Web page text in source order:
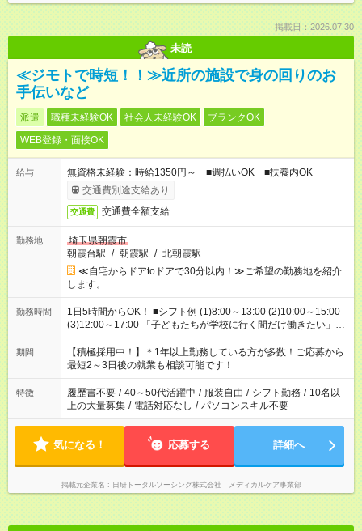
掲載日：2026.07.30
未読
≪ジモトで時短！！≫近所の施設で身の回りのお
手伝いなど
派遣 職種未経験OK 社会人未経験OK
ブランクOK
WEB登録・面接OK
給与
無資格未経験：時給1350円～ ■週払いOK ■扶養内OK
交通費別途支給あり
交通費 交通費全額支給
勤務地
埼玉県朝霞市
朝霞台駅 / 朝霞駅 / 北朝霞駅
≪自宅からドアtoドアで30分以内！≫ご希望の勤務地を紹介
します。
勤務時間
1日5時間からOK！ ■シフト例 (1)8:00～13:00 (2)10:00～15:00
(3)12:00～17:00 「子どもたちが学校に行く間だけ働きたい」
「余裕を持って夕飯の準備がしたい」 「午前中は働いて、午後
はプライベートの時間にしたい」 など、ご希望を教えてくださ
いね。 ※Wワーク希望の方へ 今ご覧のお仕事で希望する勤務時
間と、もう1つのお仕事の勤務時間。 合計で週40時間を超える
場合は応募できません。
期間
【積極採用中！】＊1年以上勤務している方が多数！ご応募から
最短2～3日後の就業も相談可能です！
特徴 履歴書不要 / 40～50代活躍中 / 服装自由 / シフト勤務 / 10名以
上の大量募集 / 電話対応なし / パソコンスキル不要
気になる！ 応募する 詳細へ
掲載元企業名 日研トータルソーシング株式会社 メディカルケア事業部